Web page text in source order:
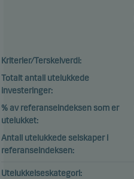
Kriterier/Terskelverdi:
Totalt antall utelukkede
investeringer:
% av referanseindeksen som er
utelukket:
Antall utelukkede selskaper i
referanseindeksen:
Utelukkelseskategori: